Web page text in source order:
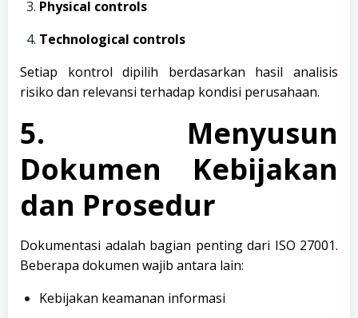
Physical controls
Technological controls
Setiap kontrol dipilih berdasarkan hasil analisis
risiko dan relevansi terhadap kondisi perusahaan.
5. Menyusun
Dokumen Kebijakan
dan Prosedur
Dokumentasi adalah bagian penting dari ISO 27001.
Beberapa dokumen wajib antara lain:
Kebijakan keamanan informasi